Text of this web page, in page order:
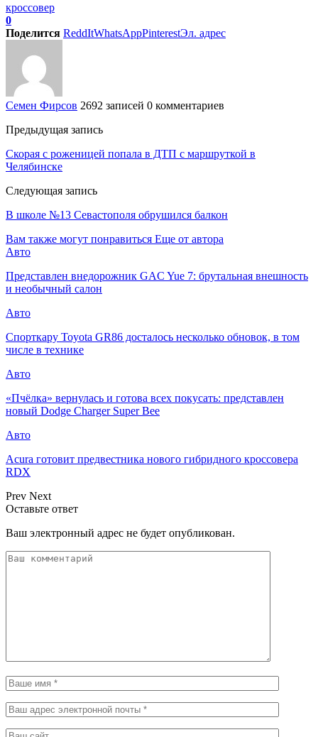
кроссовер
0
Поделится ReddItWhatsAppPinterestЭл. адрес
Семен Фирсов 2692 записей 0 комментариев
Предыдущая запись
Скорая с роженицей попала в ДТП с маршруткой в
Челябинске
Следующая запись
В школе №13 Севастополя обрушился балкон
Вам также могут понравиться Еще от автора
Авто
Представлен внедорожник GAC Yue 7: брутальная внешность
и необычный салон
Авто
Спорткару Toyota GR86 досталось несколько обновок, в том
числе в технике
Авто
«Пчёлка» вернулась и готова всех покусать: представлен
новый Dodge Charger Super Bee
Авто
Acura готовит предвестника нового гибридного кроссовера
RDX
Prev Next
Оставьте ответ
Ваш электронный адрес не будет опубликован.